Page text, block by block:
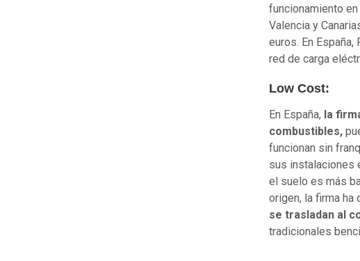
funcionamiento
Valencia y
euros. En
red de carga
Low Cost:
En España, la
combustibles,
funcionan sin
sus instalaciones
el suelo es más
origen, la firma ha
se trasladan al
tradicionales